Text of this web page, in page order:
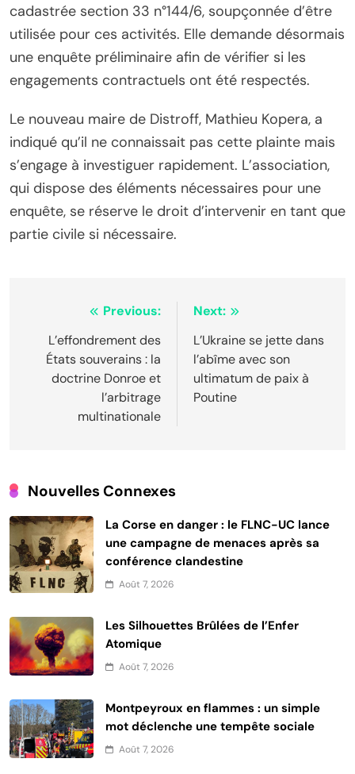
cadastrée section 33 n°144/6, soupçonnée d’être
utilisée pour ces activités. Elle demande désormais
une enquête préliminaire afin de vérifier si les
engagements contractuels ont été respectés.
Le nouveau maire de Distroff, Mathieu Kopera, a
indiqué qu’il ne connaissait pas cette plainte mais
s’engage à investiguer rapidement. L’association,
qui dispose des éléments nécessaires pour une
enquête, se réserve le droit d’intervenir en tant que
partie civile si nécessaire.
Navigation
l’article
Previous:
L’effondrement des
États souverains : la
doctrine Donroe et
l’arbitrage
multinationale
Next:
L’Ukraine se jette dans
l’abîme avec son
ultimatum de paix à
Poutine
Nouvelles Connexes
La Corse en danger : le FLNC-UC lance
une campagne de menaces après sa
conférence clandestine
Août 7, 2026
Les Silhouettes Brûlées de l’Enfer
Atomique
Août 7, 2026
Montpeyroux en flammes : un simple
mot déclenche une tempête sociale
Août 7, 2026